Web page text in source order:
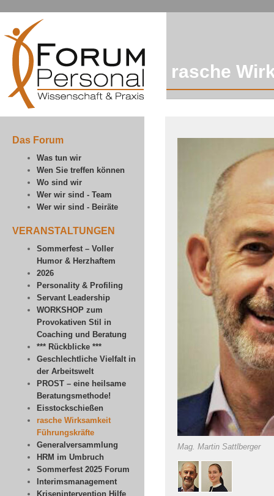
Das Forum
Was tun wir
Wen Sie treffen können
Wo sind wir
Wer wir sind - Team
Wer wir sind - Beiräte
VERANSTALTUNGEN
Sommerfest – Voller
Humor & Herzhaftem
2026
Personality & Profiling
Servant Leadership
WORKSHOP zum
Provokativen Stil in
Coaching und Beratung
*** Rückblicke ***
Geschlechtliche Vielfalt in
der Arbeitswelt
PROST – eine heilsame
Beratungsmethode!
Eisstockschießen
rasche Wirksamkeit
Führungskräfte
Generalversammlung
HRM im Umbruch
Sommerfest 2025 Forum
Interimsmanagement
Krisenintervention Hilfe
Mag. Martin Sattlberger
rasche